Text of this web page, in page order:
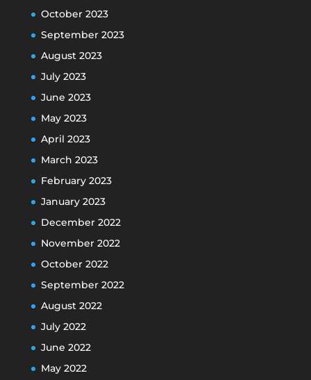
October 2023
September 2023
August 2023
July 2023
June 2023
May 2023
April 2023
March 2023
February 2023
January 2023
December 2022
November 2022
October 2022
September 2022
August 2022
July 2022
June 2022
May 2022